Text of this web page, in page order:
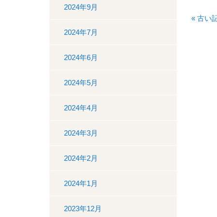
« 古い
2024年9月
2024年7月
2024年6月
2024年5月
2024年4月
2024年3月
2024年2月
2024年1月
2023年12月